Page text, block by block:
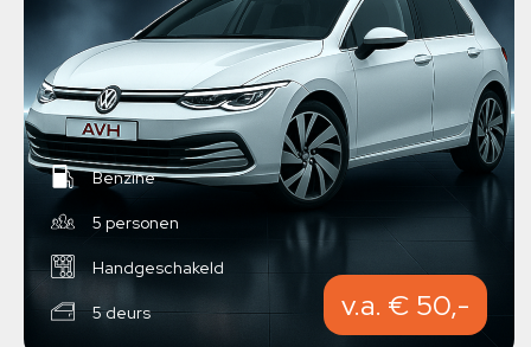
Benzine
5 personen
Handgeschakeld
5 deurs v.a. € 50,-